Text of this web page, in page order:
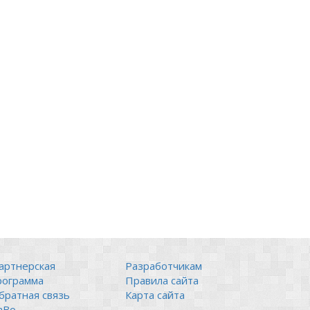
связь
Разработчикам
Правила сайта
Карта сайта